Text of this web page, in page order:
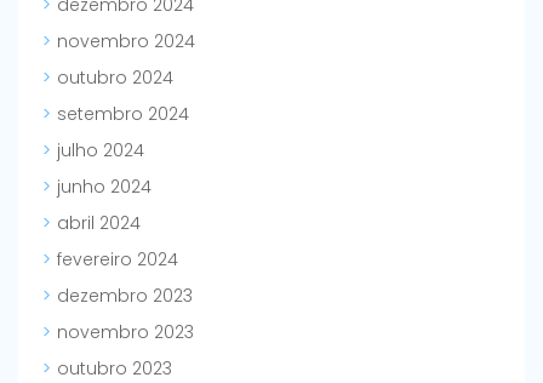
dezembro 2024
novembro 2024
outubro 2024
setembro 2024
julho 2024
junho 2024
abril 2024
fevereiro 2024
dezembro 2023
novembro 2023
outubro 2023